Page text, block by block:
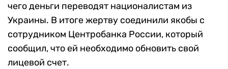
чего деньги переводят националистам из
Украины. В итоге жертву соединили якобы с
сотрудником Центробанка России, который
сообщил, что ей необходимо обновить свой
лицевой счет.